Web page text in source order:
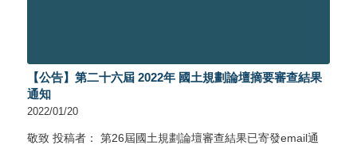
【公告】第二十六屆 2022年 國土規劃論壇摘要審查結果
通知
2022/01/20
敬致 投稿者： 第26屆國土規劃論壇審查結果已寄發email通